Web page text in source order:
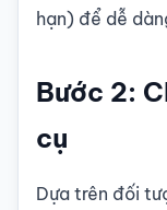
hạn) để dễ
Bước 2:
cụ
Dựa trên đối